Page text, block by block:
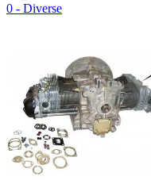
0 - Diverse